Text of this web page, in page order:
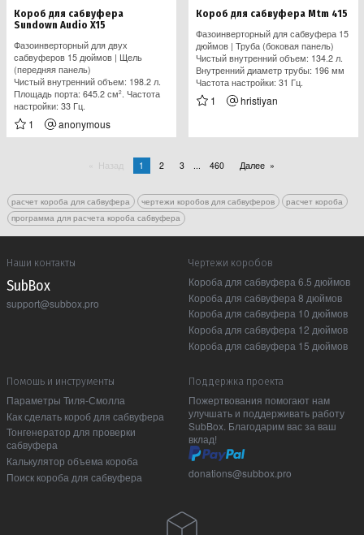
Короб для сабвуфера
Sundown Audio X15
Фазоинверторный для двух
сабвуферов 15 дюймов | Щель
(передняя панель)
Чистый внутренний объем: 198.2 л.
Площадь порта: 645.2 см2
. Частота
настройки: 33 Гц.
1 anonymous
Короб для сабвуфера Mtm 415
Фазоинверторный для сабвуфера 15
дюймов | Труба (боковая панель)
Чистый внутренний объем: 134.2 л.
Внутренний диаметр трубы: 196 мм
Частота настройки: 31 Гц.
1 hristiyan
Назад 1 2 3 460 Далее
расчет короба для сабвуфера чертежи коробов для сабвуферов
расчет короба
программа для расчета короба сабвуфера
Наши контакты
Sub Box
support@subbox.pro
Чертежи коробов
Короба для сабвуфера 6.5 дюймов
Короба для сабвуфера 8 дюймов
Короба для сабвуфера 10 дюймов
Короба для сабвуфера 12 дюймов
Короба для сабвуфера 15 дюймов
Помошь и инструменты
Параметры Тиля-Смолла
Как сделать короб для сабвуфера
Тонгенератор для проверки
сабвуфера
Калькулятор объема короба
Поиск короба для сабвуфера
Поддержка проекта
Пожертвования помогают нам
улучшать и поддерживать работу
SubBox. Благодарим вас за ваш
вклад!
donations@subbox.pro